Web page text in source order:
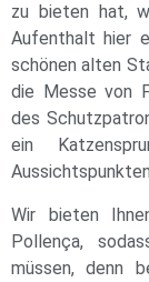
zu bieten hat,
Aufenthalt hier
schönen alten
die Messe von
des
ein
Wir bieten
Pollença,
müssen, denn